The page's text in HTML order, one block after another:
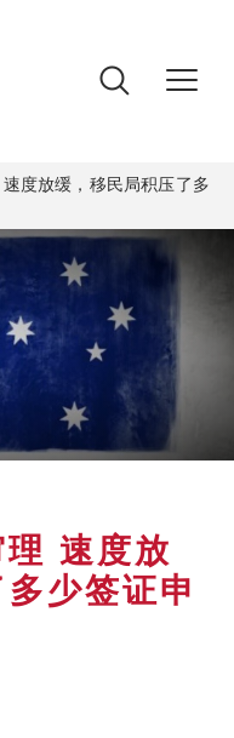
度放缓，移民局积压了多
速度放
少签证申